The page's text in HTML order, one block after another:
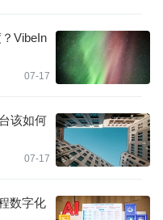
VibeIn
07-17
该如何
07-17
数字化